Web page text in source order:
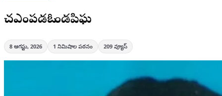
చఎంపడఓగొండపిఘ
8 ఆగస్టు, 2026 1 నిమిషాల పఠనం 209 వ్యూస్